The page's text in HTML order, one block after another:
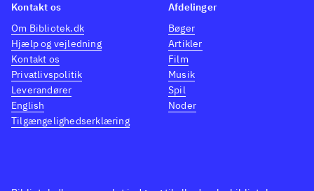
Kontakt os
Om Bibliotek.dk
Hjælp og vejledning
Kontakt os
Privatlivspolitik
Leverandører
English
Tilgængelighedserklæring
Afdelinger
Bøger
Artikler
Film
Musik
Spil
Noder